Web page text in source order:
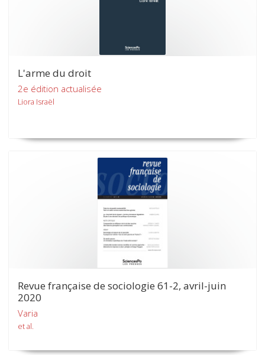
L'arme du droit
2e édition actualisée
Liora Israël
Revue française de sociologie 61-2, avril-juin
2020
Varia
et al.